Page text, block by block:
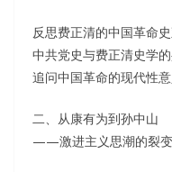
反思费正清的中国革命
中共党史与费正清史学
追问中国革命的现代性
二、从康有为到孙中山
——激进主义思潮的裂